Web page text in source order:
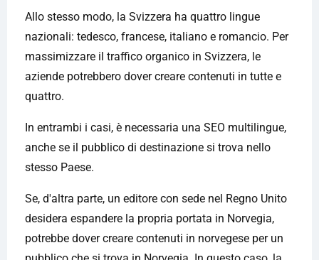
Allo stesso modo, la Svizzera ha quattro lingue
nazionali: tedesco, francese, italiano e romancio. Per
massimizzare il traffico organico in Svizzera, le
aziende potrebbero dover creare contenuti in tutte e
quattro.
In entrambi i casi, è necessaria una SEO multilingue,
anche se il pubblico di destinazione si trova nello
stesso Paese.
Se, d'altra parte, un editore con sede nel Regno Unito
desidera espandere la propria portata in Norvegia,
potrebbe dover creare contenuti in norvegese per un